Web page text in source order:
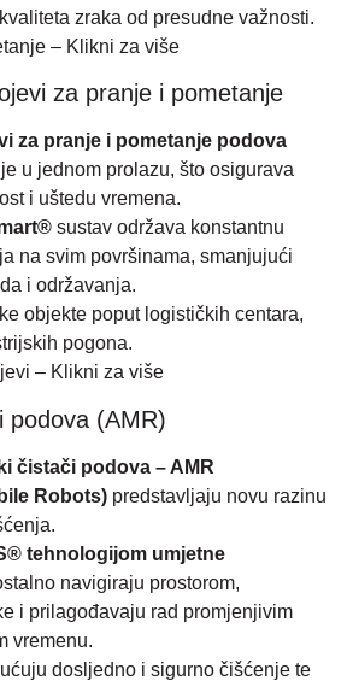
zraka od presudne važnosti.
– Klikni za više
za pranje i pometanje
za pranje i pometanje podova
u jednom prolazu, što osigurava
i uštedu vremena.
sustav održava konstantnu
na svim površinama, smanjujući
i održavanja.
objekte poput logističkih centara,
pogona.
– Klikni za više
podova (AMR)
čistači podova – AMR
Robots) predstavljaju novu razinu
tehnologijom umjetne
navigiraju prostorom,
i prilagođavaju rad promjenjivim
vremenu.
dosljedno i sigurno čišćenje te